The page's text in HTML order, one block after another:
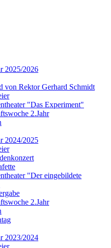
2025/2026
von Rektor Gerhard Schmidt
"Das Experiment"
2.Jahr
2024/2025
"Der eingebildete
2.Jahr
2023/2024